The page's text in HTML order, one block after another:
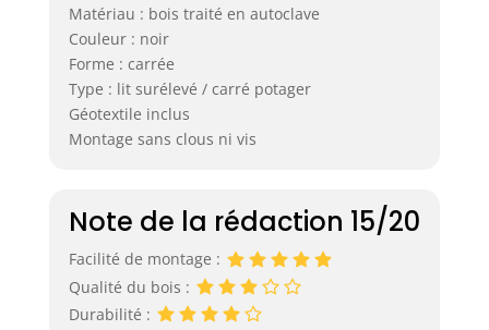
Matériau : bois traité en autoclave
Couleur : noir
Forme : carrée
Type : lit surélevé / carré potager
Géotextile inclus
Montage sans clous ni vis
Note de la rédaction 15/20
Facilité de montage :
Qualité du bois :
Durabilité :